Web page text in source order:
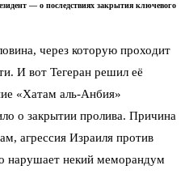
— о последствиях закрытия ключевого
через которую проходит
И вот Тегеран решил её
«Хатам аль-Анбия»
о закрытии пролива. Причина
агрессия Израиля против
нарушает некий меморандум